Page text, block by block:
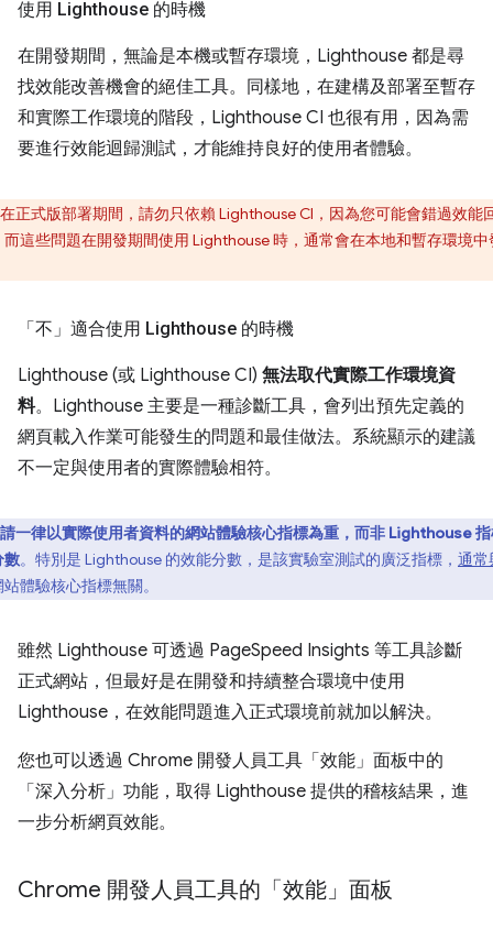
使用 Lighthouse 的時機
在開發期間，無論是本機或暫存環境，Lighthouse 都是尋
找效能改善機會的絕佳工具。同樣地，在建構及部署至暫存
和實際工作環境的階段，Lighthouse CI 也很有用，因為需
要進行效能迴歸測試，才能維持良好的使用者體驗。
在正式版部署期間，請勿只依賴 Lighthouse CI，因為您可能會錯過效能
而這些問題在開發期間使用 Lighthouse 時，通常會在本地和暫存環境中
「不」 適合使用 Lighthouse 的時機
Lighthouse (或 Lighthouse CI) 無法取代實際工作環境資
料。 Lighthouse 主要是一種診斷工具，會列出預先定義的
網頁載入作業可能發生的問題和最佳做法。系統顯示的建議
不一定與使用者的實際體驗相符。
請一律以實際使用者資料的網站體驗核心指標為重，而非 Lighthouse
數。特別是 Lighthouse 的效能分數，是該實驗室測試的廣泛指標， 通常
體驗核心指標無關。
雖然 Lighthouse 可透過 PageSpeed Insights 等工具診斷
正式網站，但最好是在開發和持續整合環境中使用
Lighthouse，在效能問題進入正式環境前就加以解決。
您也可以透過 Chrome 開發人員工具「效能」面板中的
「深入分析」功能，取得 Lighthouse 提供的稽核結果，進
一步分析網頁效能。
Chrome 開發人員工具的「效能」面板